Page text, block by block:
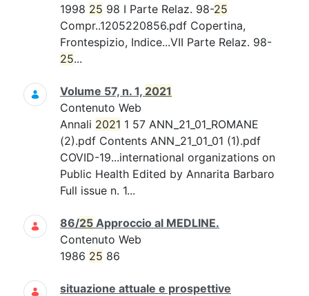
1998 25 98 I Parte Relaz. 98-25
Compr..1205220856.pdf Copertina,
Frontespizio, Indice...VII Parte Relaz. 98-
25...
Volume 57, n. 1, 2021
Contenuto Web
Annali 2021 1 57 ANN_21_01_ROMANE
(2).pdf Contents ANN_21_01_01 (1).pdf
COVID-19...international organizations on
Public Health Edited by Annarita Barbaro
Full issue n. 1...
86/25 Approccio al MEDLINE.
Contenuto Web
1986 25 86
situazione attuale e prospettive